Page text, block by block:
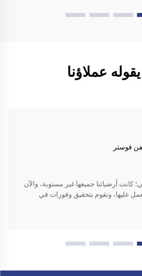
عملاؤنا
فوستر
كانت أرضياتنا جميعها غير مستوية، والآن
عليها، ونقوم بتحقيق وفورات في